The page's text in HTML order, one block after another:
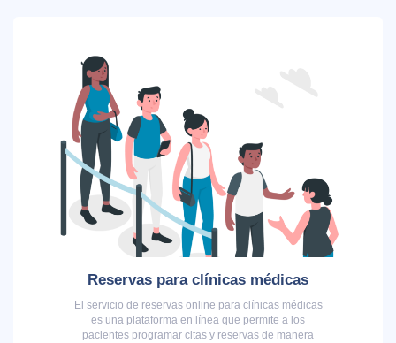
Reservas para clínicas médicas
El servicio de reservas online para clínicas médicas
es una plataforma en línea que permite a los
pacientes programar citas y reservas de manera